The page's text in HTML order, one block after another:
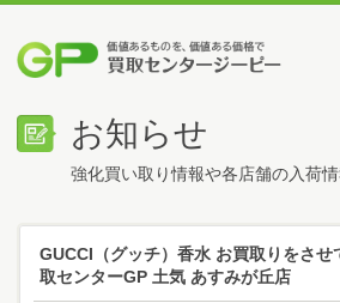
お知らせ
強化買い取り情報や各店舗の入荷
GUCCI（グッチ）香水 お買取りをさせ
取センターGP 土気 あすみが丘店